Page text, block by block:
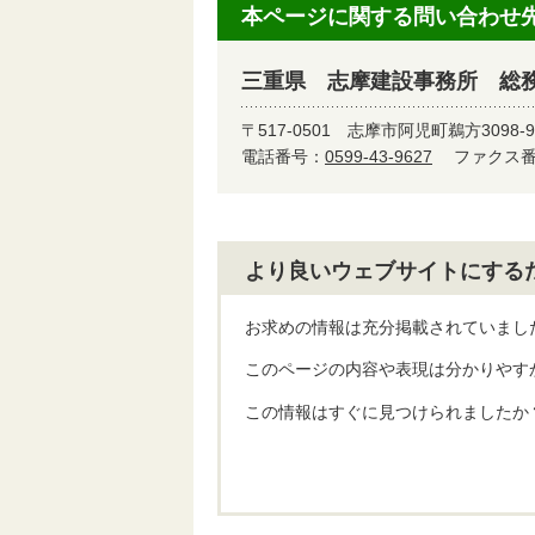
本ページに関する問い合わせ
三重県 志摩建設事務所 総
〒517-0501 志摩市阿児町鵜方3098-
電話番号： 0599-43-9627 ファクス
より良いウェブサイトにす
お求めの情報は充分掲載されていまし
このページの内容や表現は分かりやす
この情報はすぐに見つけられましたか